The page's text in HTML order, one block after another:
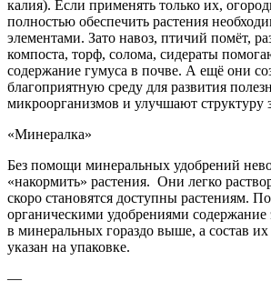
калия). Если применять только их,
полностью обеспечить растения
элементами. Зато навоз, птичий помёт,
компоста, торф, солома, сидераты
содержание гумуса в почве. А ещё они
благоприятную среду для развития
микроорганизмов и улучшают структуру
«Минералка»
Без помощи минеральных удобрений
«накормить» растения. Они легко
скоро становятся доступны растениям.
органическими удобрениями содержание
в минеральных гораздо выше, а состав их
указан на упаковке.
—